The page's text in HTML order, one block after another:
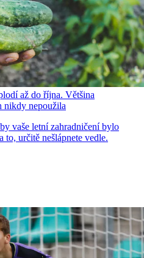
až do října. Většina
nikdy nepoužila
vaše letní zahradničení bylo
určitě nešlápnete vedle.